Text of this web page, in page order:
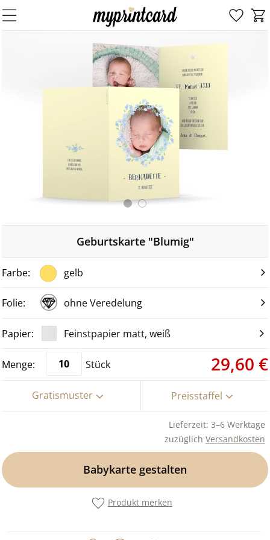
Geburtskarte "Blumig"
gelb
ohne Veredelung
Feinstpapier matt, weiß
Stück 29,60 €
Gratismuster Preisstaffel
Lieferzeit: 3–6 Werktage
zuzüglich Versandkosten
Babykarte gestalten
Produkt merken